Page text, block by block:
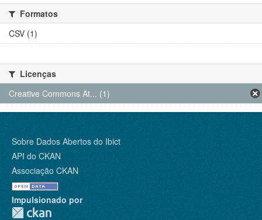
Formatos
CSV (1)
Licenças
Creative Commons At... (1)
Sobre Dados Abertos do Ibict
API do CKAN
Associação CKAN
Impulsionado por